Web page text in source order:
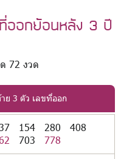
ออกย้อนหลัง 3 ปี
72 งวด
ย 3 ตัว เลขที่ออก
154 280
408
703 778